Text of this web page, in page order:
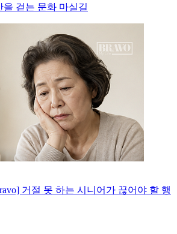
을 걷는 문화 마실길
거절 못 하는 시니어가 끊어야 할 행